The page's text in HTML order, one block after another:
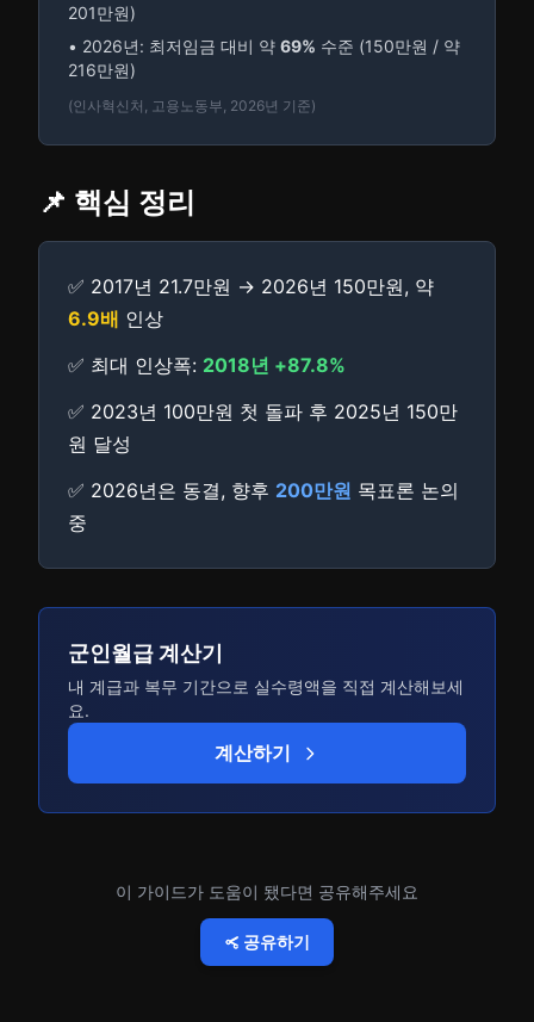
201만원)
• 2026년: 최저임금 대비 약 69% 수준 (150만원 / 약
216만원)
(인사혁신처, 고용노동부, 2026년 기준)
📌 핵심 정리
✅ 2017년 21.7만원 → 2026년 150만원, 약
6.9배 인상
✅ 최대 인상폭: 2018년 +87.8%
✅ 2023년 100만원 첫 돌파 후 2025년 150만
원 달성
✅ 2026년은 동결, 향후 200만원 목표론 논의
중
군인월급 계산기
내 계급과 복무 기간으로 실수령액을 직접 계산해보세
요.
계산하기
이 가이드가 도움이 됐다면 공유해주세요
공유하기